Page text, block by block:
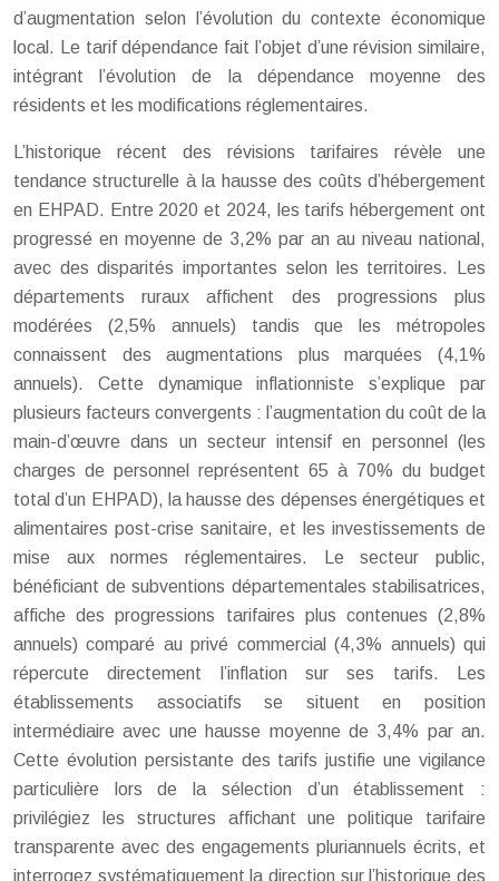
d’augmentation selon l’évolution du contexte économique
local. Le tarif dépendance fait l’objet d’une révision similaire,
intégrant l’évolution de la dépendance moyenne des
résidents et les modifications réglementaires.
L’historique récent des révisions tarifaires révèle une
tendance structurelle à la hausse des coûts d’hébergement
en EHPAD. Entre 2020 et 2024, les tarifs hébergement ont
progressé en moyenne de 3,2% par an au niveau national,
avec des disparités importantes selon les territoires. Les
départements ruraux affichent des progressions plus
modérées (2,5% annuels) tandis que les métropoles
connaissent des augmentations plus marquées (4,1%
annuels). Cette dynamique inflationniste s’explique par
plusieurs facteurs convergents : l’augmentation du coût de la
main-d’œuvre dans un secteur intensif en personnel (les
charges de personnel représentent 65 à 70% du budget
total d’un EHPAD), la hausse des dépenses énergétiques et
alimentaires post-crise sanitaire, et les investissements de
mise aux normes réglementaires. Le secteur public,
bénéficiant de subventions départementales stabilisatrices,
affiche des progressions tarifaires plus contenues (2,8%
annuels) comparé au privé commercial (4,3% annuels) qui
répercute directement l’inflation sur ses tarifs. Les
établissements associatifs se situent en position
intermédiaire avec une hausse moyenne de 3,4% par an.
Cette évolution persistante des tarifs justifie une vigilance
particulière lors de la sélection d’un établissement :
privilégiez les structures affichant une politique tarifaire
transparente avec des engagements pluriannuels écrits, et
interrogez systématiquement la direction sur l’historique des